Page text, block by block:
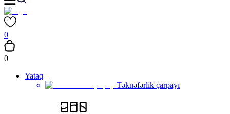
0
0
Yataq
Təknəfərlik çarpayı